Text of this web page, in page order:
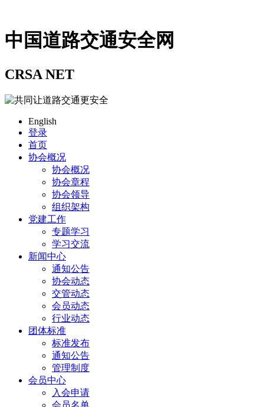
中国道路交通安全网
CRSA NET
English
登录
首页
协会概况
协会概况
协会章程
协会领导
组织架构
党建工作
专题学习
学习交流
新闻中心
通知公告
协会动态
交管动态
会员动态
行业动态
团体标准
标准发布
通知公告
管理制度
会员中心
入会申请
会员名单